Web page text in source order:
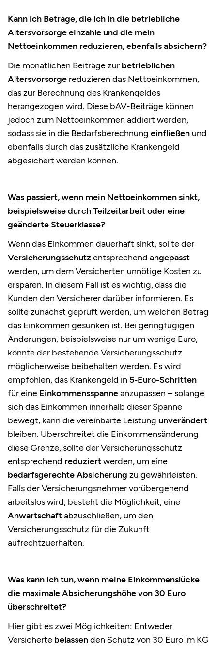
Kann ich Beträge, die ich in die betriebliche
Altersvorsorge einzahle und die mein
Nettoeinkommen reduzieren, ebenfalls absichern?
Die monatlichen Beiträge zur betrieblichen
Altersvorsorge reduzieren das Nettoeinkommen,
das zur Berechnung des Krankengeldes
herangezogen wird. Diese bAV-Beiträge können
jedoch zum Nettoeinkommen addiert werden,
sodass sie in die Bedarfsberechnung einfließen und
ebenfalls durch das zusätzliche Krankengeld
abgesichert werden können.
Was passiert, wenn mein Nettoeinkommen sinkt,
beispielsweise durch Teilzeitarbeit oder eine
geänderte Steuerklasse?
Wenn das Einkommen dauerhaft sinkt, sollte der
Versicherungsschutz entsprechend angepasst
werden, um dem Versicherten unnötige Kosten zu
ersparen. In diesem Fall ist es wichtig, dass die
Kunden den Versicherer darüber informieren. Es
sollte zunächst geprüft werden, um welchen Betrag
das Einkommen gesunken ist. Bei geringfügigen
Änderungen, beispielsweise nur um wenige Euro,
könnte der bestehende Versicherungsschutz
möglicherweise beibehalten werden. Es wird
empfohlen, das Krankengeld in 5-Euro-Schritten
für eine Einkommensspanneanzupassen – solange
sich das Einkommen innerhalb dieser Spanne
bewegt, kann die vereinbarte Leistung unverändert
bleiben. Überschreitet die Einkommensänderung
diese Grenze, sollte der Versicherungsschutz
entsprechend reduziertwerden, um eine
bedarfsgerechte Absicherung zu gewährleisten.
Falls der Versicherungsnehmer vorübergehend
arbeitslos wird, besteht die Möglichkeit, eine
Anwartschaftabzuschließen, um den
Versicherungsschutz für die Zukunft
aufrechtzuerhalten.
Was kann ich tun, wenn meine Einkommenslücke
die maximale Absicherungshöhe von 30 Euro
überschreitet?
Hier gibt es zwei Möglichkeiten: Entweder
Versicherte belassenden Schutz von 30 Euro im KG